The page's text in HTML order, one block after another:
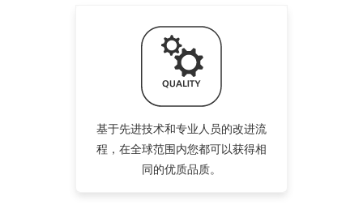
基于先进技术和专业人员的改进流
程，在全球范围内您都可以获得相
同的优质品质。